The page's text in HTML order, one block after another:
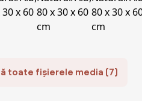
toate fișierele media (7)